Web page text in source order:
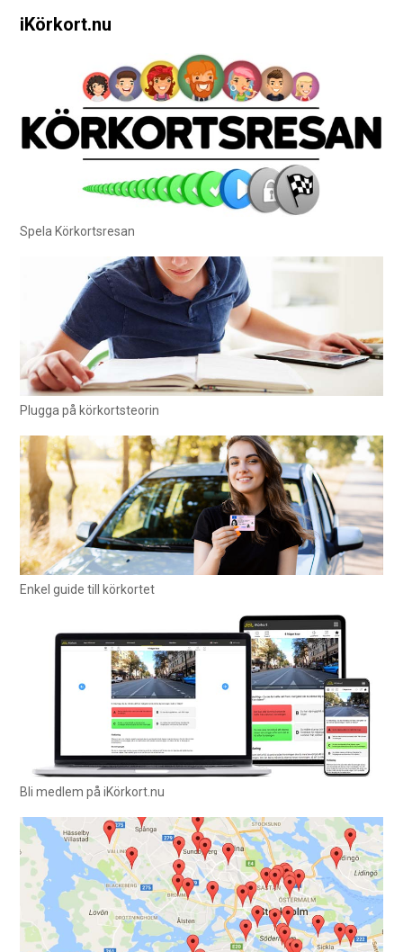
iKörkort.nu
Spela Körkortsresan
Plugga på körkortsteorin
Enkel guide till körkortet
Bli medlem på iKörkort.nu